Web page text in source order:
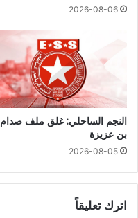
2026-08-06
النجم الساحلي: غلق ملف صدام
بن عزيزة
2026-08-05
اترك تعليقاً